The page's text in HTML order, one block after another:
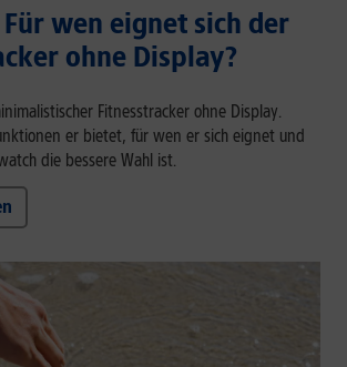
wen eignet sich der
ohne Display?
Fitnesstracker ohne Display.
er bietet, für wen er sich eignet und
die bessere Wahl ist.